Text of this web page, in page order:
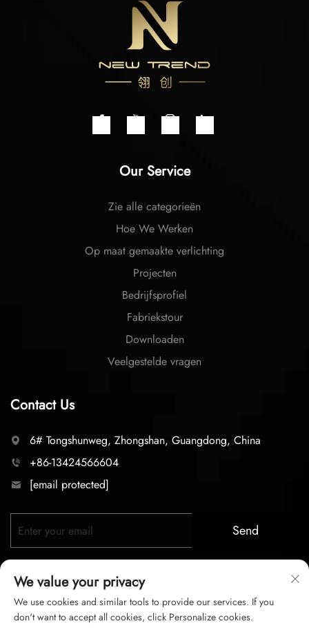
Our Service
Zie alle categorieën
Hoe We Werken
Op maat gemaakte verlichting
Projecten
Bedrijfsprofiel
Fabriekstour
Downloaden
Veelgestelde vragen
Contact Us
6# Tongshunweg, Zhongshan, Guangdong, China
+86-13424566604
[email protected]
Send
We value your privacy
We use cookies and similar tools to provide our services. If you
don't want to accept all cookies, click Personalize cookies.